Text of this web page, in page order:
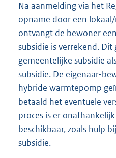
Na aanmelding via het
opname door een
ontvangt de bewoner
subsidie is verrekend.
gemeentelijke subsidie
subsidie. De eigenaar-
hybride warmtepomp
betaald het eventuele
proces is er
beschikbaar, zoals hulp
subsidie.